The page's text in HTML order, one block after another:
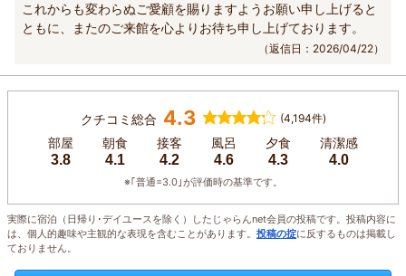
これからも変わらぬご愛顧を賜りますようお願い申し上げると
ともに、またのご来館を心よりお待ち申し上げております。
（返信日：2026/04/22）
クチコミ総合 4.3 (4,194件)
部屋
3.8
朝食
4.1
接客
4.2
風呂
4.6
夕食
4.3
清潔感
4.0
※｢普通=3.0｣が評価時の基準です。
実際に宿泊（日帰り･デイユースを除く）したじゃらんnet会員の投稿です。投稿内容に
は、個人的趣味や主観的な表現を含むことがあります。 投稿の掟に反するものは掲載し
ておりません。